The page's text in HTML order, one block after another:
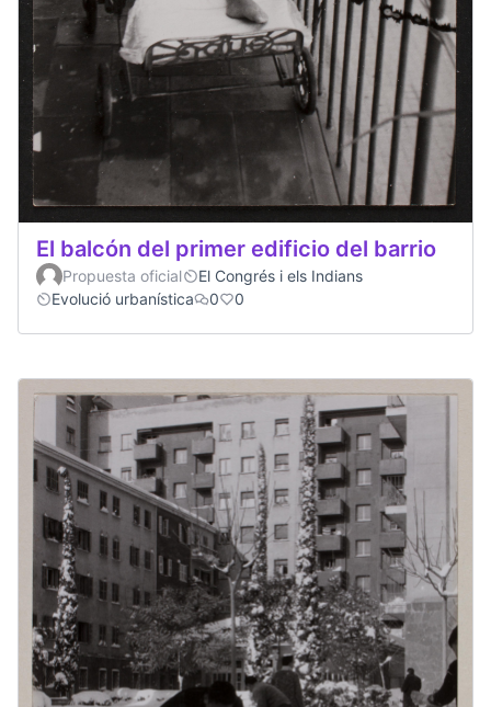
El balcón del primer edificio del barrio
Propuesta oficial
El Congrés i els Indians
Evolució urbanística
0 0